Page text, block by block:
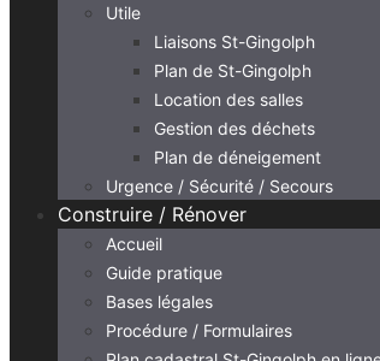
Utile
Liaisons St-Gingolph
Plan de St-Gingolph
Location des salles
Gestion des déchets
Plan de déneigement
Urgence / Sécurité / Secours
Construire / Rénover
Accueil
Guide pratique
Bases légales
Procédure / Formulaires